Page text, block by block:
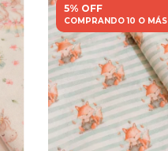
5% OFF
COMPRANDO 10 O MÁS